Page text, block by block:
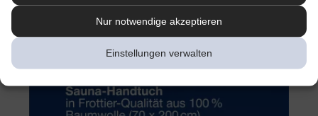
Nur notwendige akzeptieren
Einstellungen verwalten